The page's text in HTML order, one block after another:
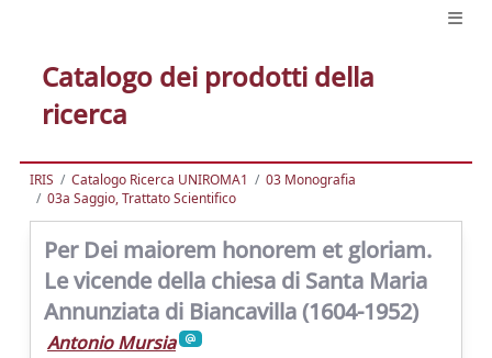
Catalogo dei prodotti della
ricerca
IRIS Catalogo Ricerca UNIROMA1
03 Monografia
03a Saggio, Trattato Scientifico
Per Dei maiorem honorem et gloriam.
Le vicende della chiesa di Santa Maria
Annunziata di Biancavilla (1604-1952)
Antonio Mursia